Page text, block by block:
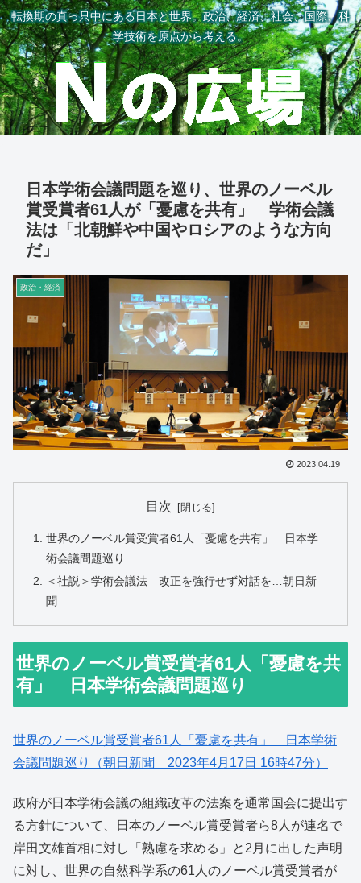
転換期の真っ只中にある日本と世界。政治、経済、社会、国際、科
学技術を原点から考える。
日本学術会議問題を巡り、世界のノーベル
賞受賞者61人が「憂慮を共有」 学術会議
法は「北朝鮮や中国やロシアのような方向
だ」
政治・経済
2023.04.19
目次
世界のノーベル賞受賞者61人「憂慮を共有」 日本学
術会議問題巡り
＜社説＞学術会議法 改正を強行せず対話を…朝日新
聞
世界のノーベル賞受賞者61人「憂慮を共
有」 日本学術会議問題巡り
世界のノーベル賞受賞者61人「憂慮を共有」 日本学術
会議問題巡り（朝日新聞 2023年4月17日 16時47分）
政府が日本学術会議の組織改革の法案を通常国会に提出す
る方針について、日本のノーベル賞受賞者ら8人が連名で
岸田文雄首相に対し「熟慮を求める」と2月に出した声明
に対し、世界の自然科学系の61人のノーベル賞受賞者が